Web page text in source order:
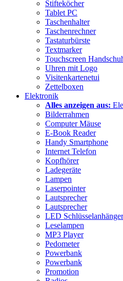
Stifteköcher
Tablet PC
Taschenhalter
Taschenrechner
Tastaturbürste
Textmarker
Touchscreen
Uhren mit Logo
Visitenkartenetui
Zettelboxen
Elektronik
Alles anzeigen aus:
Bilderrahmen
Computer Mäuse
E-Book Reader
Handy Smartphone
Internet Telefon
Kopfhörer
Ladegeräte
Lampen
Laserpointer
Lautsprecher
Lautsprecher
LED Schlüsselanhänger
Leselampen
MP3 Player
Pedometer
Powerbank
Powerbank
Promotion